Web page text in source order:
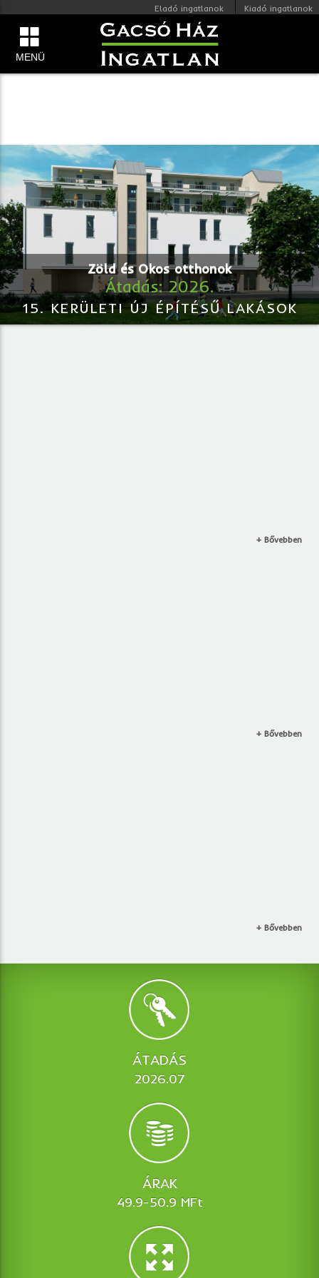
MENÜ
Eladó ingatlanok Kiadó ingatlanok
Zöld és Okos otthonok
Átadás: 2026.
15. KERÜLETI ÚJ ÉPÍTÉSŰ LAKÁSOK
+ Bővebben
+ Bővebben
+ Bővebben
ÁTADÁS
2026.07
ÁRAK
49.9-50.9 MFt